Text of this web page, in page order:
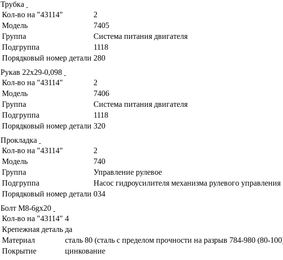
Трубка
Кол-во на "43114"
2
Модель
7405
Группа
Cистема питания двигателя
Подгруппа
1118
Порядковый номер детали 280
Рукав 22х29-0,098
Кол-во на "43114"
2
Модель
7406
Группа
Cистема питания двигателя
Подгруппа
1118
Порядковый номер детали 320
Прокладка
Кол-во на "43114"
2
Модель
740
Группа
Управление рулевое
Подгруппа
Насос гидроусилителя механизма рулевого управления
Порядковый номер детали 034
Болт М8-6gх20
Кол-во на "43114" 4
Крепежная деталь да
Материал
сталь 80 (сталь с пределом прочности на разрыв 784-980 (80-
Покрытие
цинкование